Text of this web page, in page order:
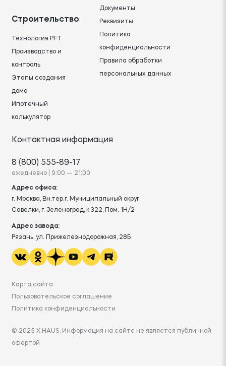
Строительство
Технология PFT
Производство и
контроль
Этапы создания
дома
Ипотечный
калькулятор
Документы
Реквизиты
Политика
конфиденциальности
Правила обработки
персональных данных
Контактная информация
8 (800) 555-89-17
ежедневно | 9:00 — 21:00
Адрес офиса:
г. Москва, Вн.тер.г. Муниципальный округ
Савелки, г. Зеленоград, к.322, Пом. 1Н/2
Адрес завода:
Рязань, ул. Прижелезнодорожная, 28Б
© 2025 X HAUS, Информация на сайте не является публичной
офертой
Карта сайта
Пользовательское соглашение
Политика конфиденциальности